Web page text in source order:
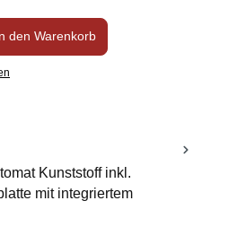
den Warenkorb
Kunststoff inkl.
mit integriertem